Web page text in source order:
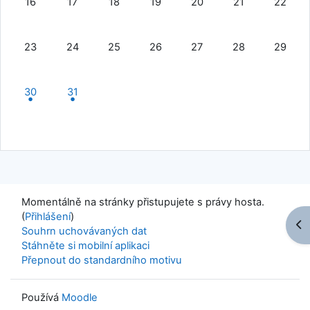
Žádné události, pondělí, 23. března
23 Žádné události, úterý, 24. března
24 Žádné události, středa, 25. března
25 Žádné události, čtvrtek, 26. března
26 Žádné události, pátek,
27 Žádné události,
28 Žádné
29
1 událost, pondělí, 30. března
30 2 událostí, úterý, 31. března
31
Momentálně na stránky přistupujete s právy hosta.
(Přihlášení)
Souhrn uchovávaných dat
Stáhněte si mobilní aplikaci
Přepnout do standardního motivu
Používá Moodle